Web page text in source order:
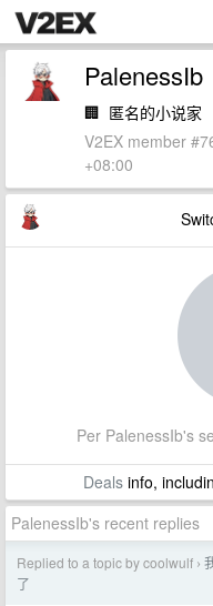
PalenessIb
🏢 匿名的小说家
V2EX member
+08:00
Per PalenessIb's
Dealsinfo,
PalenessIb's recent replies
Replied to a topic by coolwulf ›
了